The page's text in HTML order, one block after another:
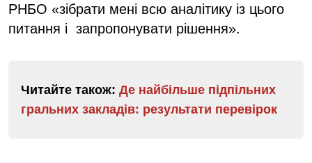
РНБО «зібрати мені всю аналітику із цього
питання і запропонувати рішення».
Читайте також: Де найбільше підпільних
гральних закладів: результати перевірок